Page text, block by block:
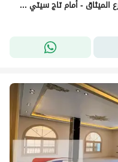
كمبوند جاردينيا - أول طريق السويس - شارع الميثاق - أمام تاج سيتي Nasr City